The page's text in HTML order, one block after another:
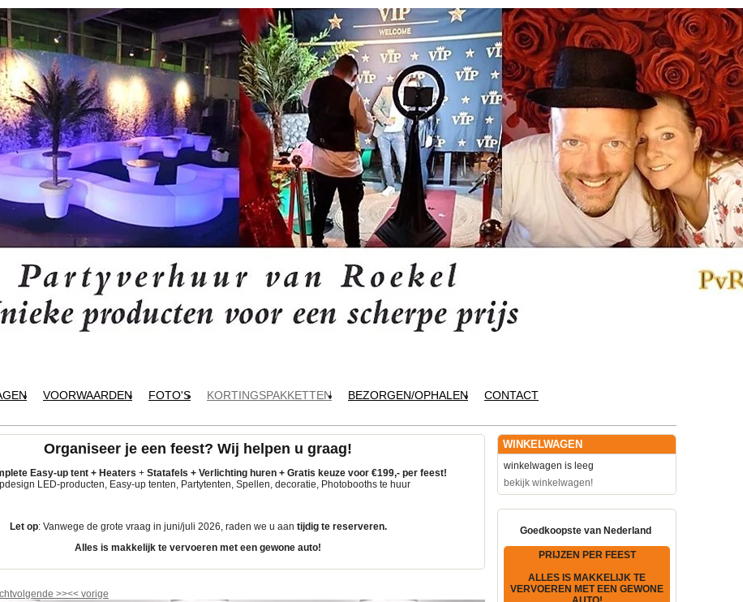
VOORWAARDEN FOTO'S KORTINGSPAKKETTEN BEZORGEN/OPHALEN CONTACT
Organiseer je een feest? Wij helpen u graag!
Easy-up tent + Heaters + Statafels + Verlichting huren + Gratis keuze voor €199,- per feest!
LED-producten, Easy-up tenten, Partytenten, Spellen, decoratie, Photobooths te huur
Let op: Vanwege de grote vraag in juni/juli 2026, raden we u aan tijdigte reserveren.
Alles is makkelijk te vervoeren met een gewone auto!
volgende >><< vorige
WINKELWAGEN
winkelwagen is leeg
bekijk winkelwagen!
Goedkoopste van Nederland
PRIJZEN PER FEEST
ALLES IS MAKKELIJK TE
VERVOEREN MET EEN GEWONE